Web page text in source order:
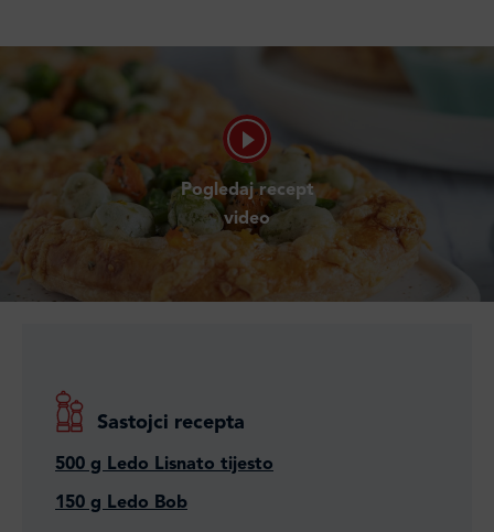
Pogledaj recept
video
Sastojci recepta
500 g Ledo Lisnato tijesto
150 g Ledo Bob